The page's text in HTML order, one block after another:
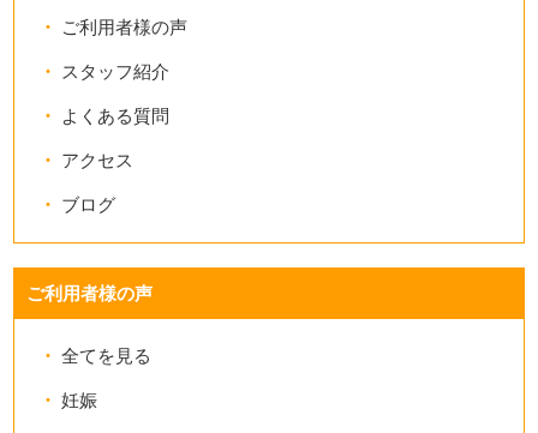
ご利用者様の声
スタッフ紹介
よくある質問
アクセス
ブログ
ご利用者様の声
全てを見る
妊娠